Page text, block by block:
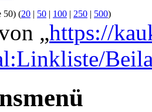
50) (20 | 50 | 100 | 250 | 500)
„https://